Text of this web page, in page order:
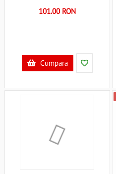
101.00 RON
Cumpara